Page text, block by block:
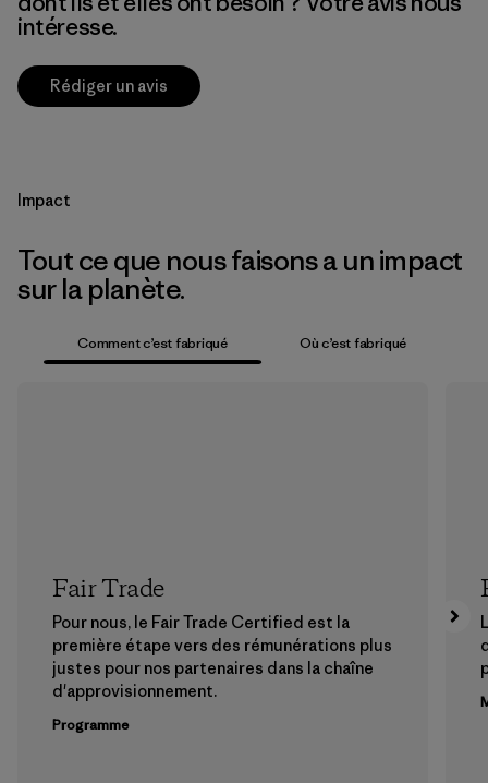
intéresse.
Rédiger un avis
Impact
Tout ce que nous faisons a un impact
sur la planète.
Comment c’est fabriqué Où c’est fabriqué
Fair Trade
Pour nous, le Fair Trade Certified est la
première étape vers des rémunérations plus
justes pour nos partenaires dans la chaîne
d'approvisionnement.
Programme